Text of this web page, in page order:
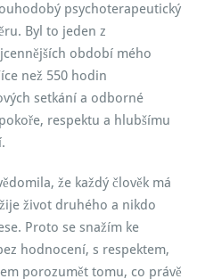
psychoterapeutický
Byl to jeden z
období mého
než 550 hodin
setkání a odborné
respektu a hlubšímu
že každý člověk má
život druhého a nikdo
Proto se snažím ke
hodnocení, s respektem,
porozumět tomu, co právě